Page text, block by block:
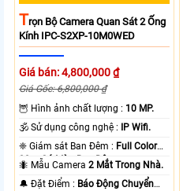
TRọn Bộ Camera Quan Sát 2 Ống
Kính IPC-S2XP-10M0WED
Giá bán: 4,800,000 ₫
Giá Gốc: 6,800,000 ₫
🦉 Hình ảnh chất lượng : 10 MP.
🕉️ Sử dụng công nghệ :
IP Wifi.
❈ Giám sát Ban Đêm : Full Color
20m Có Màu Ban Ðêm.
🐜 Mẫu Camera2 Mắt Trong Nhà.
️🔔 Đặt Điểm : Báo Động Chuyển